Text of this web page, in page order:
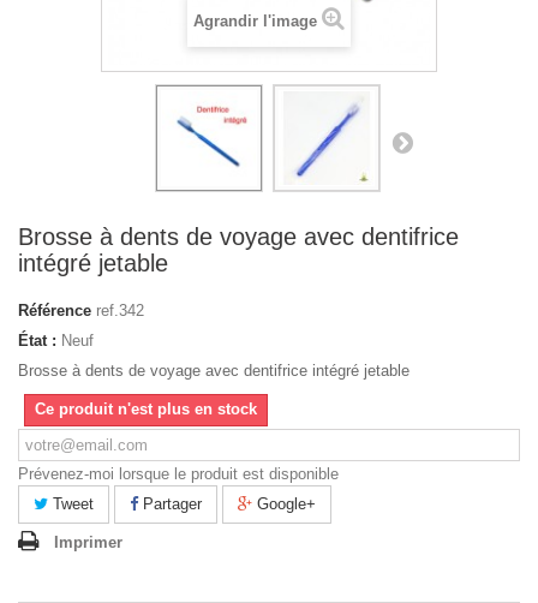
Agrandir l'image
Brosse à dents de voyage avec dentifrice
intégré jetable
Référence ref.342
État : Neuf
Brosse à dents de voyage avec dentifrice intégré jetable
Ce produit n'est plus en stock
Prévenez-moi lorsque le produit est disponible
Tweet
Partager Google+
Imprimer